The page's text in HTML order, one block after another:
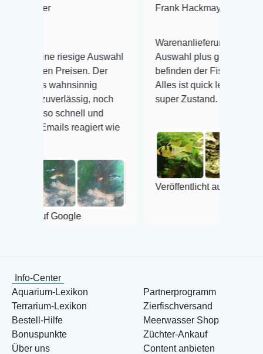
Auswahl
Der
noch
reagiert wie
Frank Hackmayer ★★★★
Warenanlieferung Top und die
Auswahl plus gesundheitliches
befinden der Fische einwandfrei.
Alles ist quick lebendig und im
super Zustand. Gerne wieder 😃
Veröffentlicht auf Google
Info-Center
Aquarium-Lexikon
Terrarium-Lexikon
Bestell-Hilfe
Bonuspunkte
Über uns
Partnerprogramm
Zierfischversand
Meerwasser Shop
Züchter-Ankauf
Content anbieten